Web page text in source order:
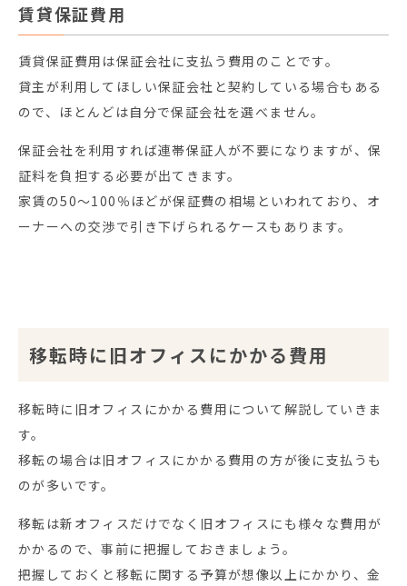
賃貸保証費用
賃貸保証費用は保証会社に支払う費用のことです。
貸主が利用してほしい保証会社と契約している場合もある
ので、ほとんどは自分で保証会社を選べません。
保証会社を利用すれば連帯保証人が不要になりますが、保
証料を負担する必要が出てきます。
家賃の50～100％ほどが保証費の相場といわれており、オ
ーナーへの交渉で引き下げられるケースもあります。
移転時に旧オフィスにかかる費用
移転時に旧オフィスにかかる費用について解説していきま
す。
移転の場合は旧オフィスにかかる費用の方が後に支払うも
のが多いです。
移転は新オフィスだけでなく旧オフィスにも様々な費用が
かかるので、事前に把握しておきましょう。
把握しておくと移転に関する予算が想像以上にかかり、金